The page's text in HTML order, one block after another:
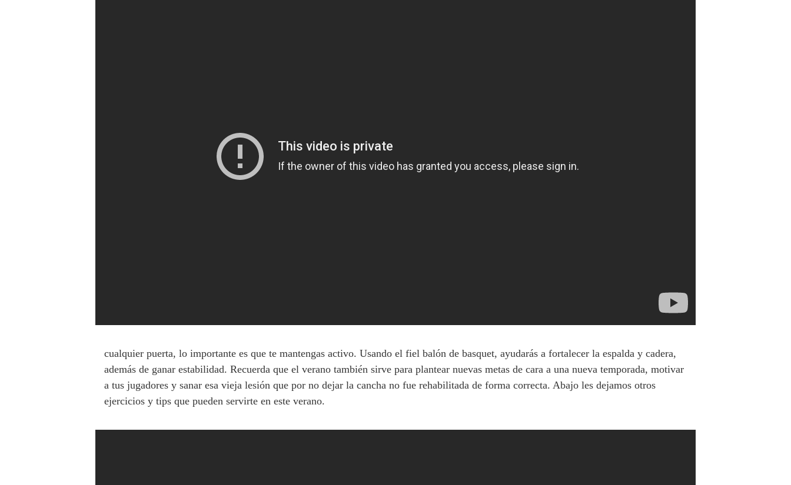
cualquier puerta, lo importante es que te mantengas activo. Usando el fiel balón de basquet, ayudarás a fortalecer la espalda y cadera,
además de ganar estabilidad. Recuerda que el verano también sirve para plantear nuevas metas de cara a una nueva temporada, motivar
a tus jugadores y sanar esa vieja lesión que por no dejar la cancha no fue rehabilitada de forma correcta. Abajo les dejamos otros
ejercicios y tips que pueden servirte en este verano.